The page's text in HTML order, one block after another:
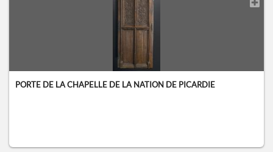
PORTE DE LA CHAPELLE DE LA NATION DE PICARDIE